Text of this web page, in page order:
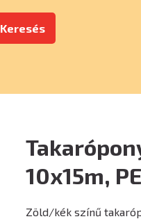
Keresés
10x15m, PE
Zöld/kék színű